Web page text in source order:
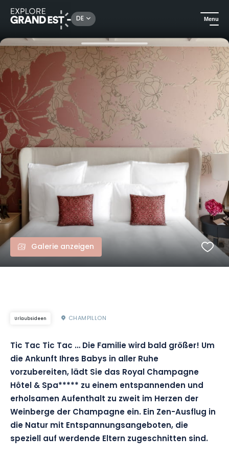
DE Menu
Sehenswertes in der Region Grand Est Aufenthalt für werdende Eltern im Royal Champagne Hotel & Spa*****
Galerie anzeigen
Urlaubsideen CHAMPILLON
Tic Tac Tic Tac … Die Familie wird bald größer! Um
die Ankunft Ihres Babys in aller Ruhe
vorzubereiten, lädt Sie das Royal Champagne
Hôtel & Spa***** zu einem entspannenden und
erholsamen Aufenthalt zu zweit im Herzen der
Weinberge der Champagne ein. Ein Zen-Ausflug in
die Natur mit Entspannungsangeboten, die
speziell auf werdende Eltern zugeschnitten sind.